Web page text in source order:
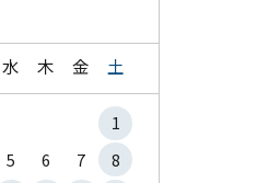
水 木 金 土
1
5 6 7
8